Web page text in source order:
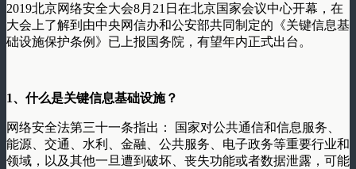
2019北京网络安全大会8月21日在北京国家会议中心开幕，在
大会上了解到由中央网信办和公安部共同制定的《关键信息基
础设施保护条例》已上报国务院，有望年内正式出台。
1、什么是关键信息基础设施？
网络安全法第三十一条指出： 国家对公共通信和信息服务、
能源、交通、水利、金融、公共服务、电子政务等重要行业和
领域，以及其他一旦遭到破坏、丧失功能或者数据泄露，可能